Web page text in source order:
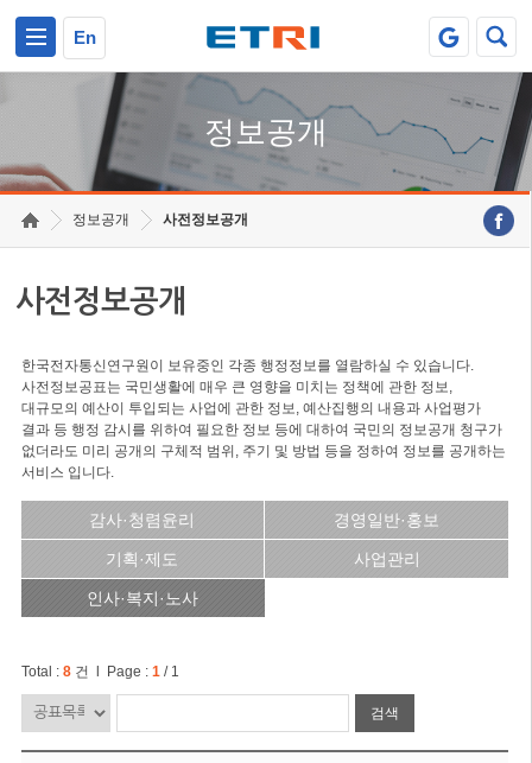
En
정보공개
정보공개 사전정보공개
사전정보공개
한국전자통신연구원이 보유중인 각종 행정정보를 열람하실 수 있습니다.
사전정보공표는 국민생활에 매우 큰 영향을 미치는 정책에 관한 정보,
대규모의 예산이 투입되는 사업에 관한 정보, 예산집행의 내용과 사업평가
결과 등 행정 감시를 위하여 필요한 정보 등에 대하여 국민의 정보공개 청구가
없더라도 미리 공개의 구체적 범위, 주기 및 방법 등을 정하여 정보를 공개하는
서비스 입니다.
감사·청렴윤리 경영일반·홍보
기획·제도 사업관리
인사·복지·노사
Total : 8건 l Page : 1/ 1
검색